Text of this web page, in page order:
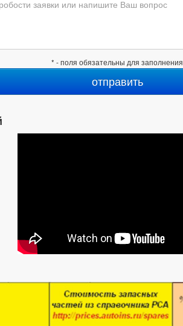
* - поля обязательны для заполнения